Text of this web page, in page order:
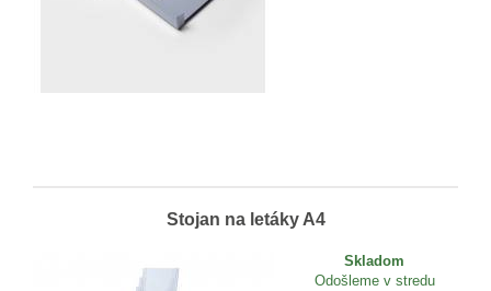
Stojan na letáky A4
Skladom
Odošleme v stredu